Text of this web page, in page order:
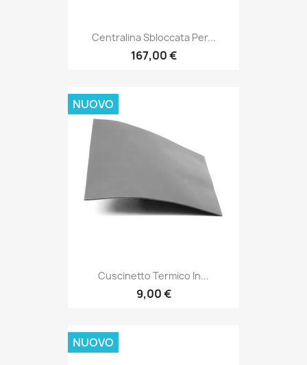
Centralina Sbloccata Per...
167,00 €
Cuscinetto Termico In...
9,00 €
NUOVO
NUOVO